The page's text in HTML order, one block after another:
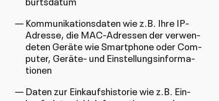
Kom­mu­ni­ka­ti­ons­da­ten wie z.B. Ih­re IP-
Adres­se, die MAC-Adres­sen der ver­wen­
de­ten Ge­rä­te wie Smart­pho­ne oder Com­
pu­ter, Ge­rä­te- und Ein­stel­lungs­in­for­ma­
tio­nen
Da­ten zur Ein­kaufs­his­to­rie wie z.B. Ein­